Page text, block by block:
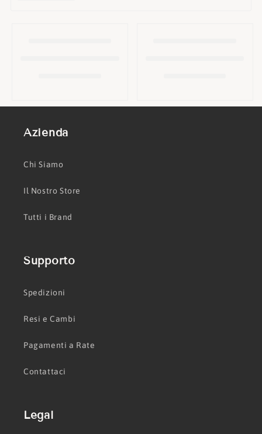
e
Azienda
Chi Siamo
Il Nostro Store
Tutti i Brand
Supporto
Spedizioni
Resi e Cambi
Pagamenti a Rate
Contattaci
Legal